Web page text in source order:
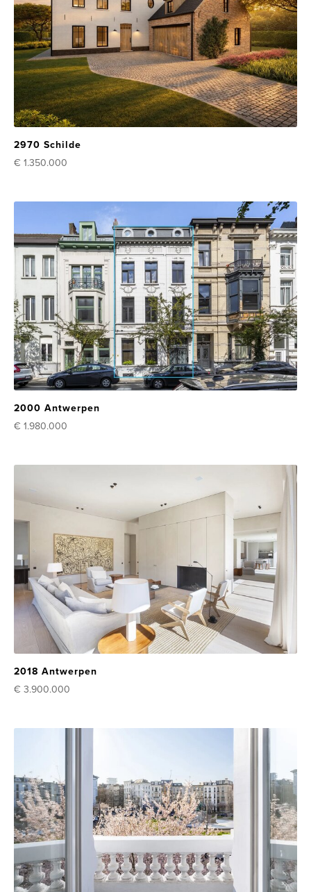
2970 Schilde
€ 1.350.000
2000 Antwerpen
€ 1.980.000
2018 Antwerpen
€ 3.900.000